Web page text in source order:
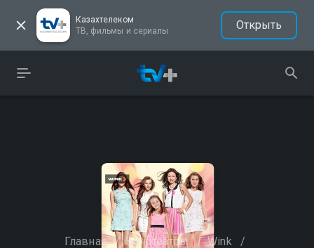
Казахтелеком
ТВ, фильмы и сериалы
Открыть
Главная / Кинотеатры / Wink /